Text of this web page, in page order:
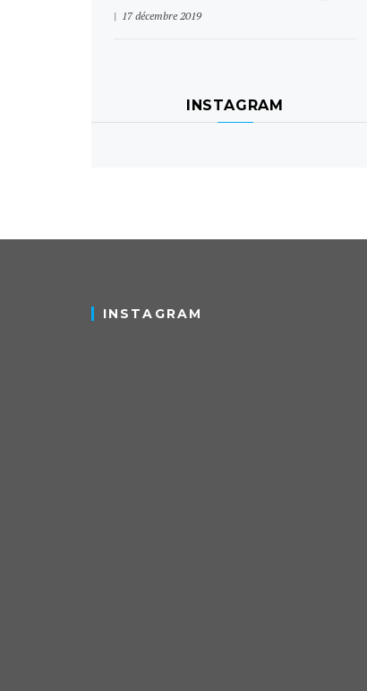
17 décembre 2019
INSTAGRAM
INSTAGRAM